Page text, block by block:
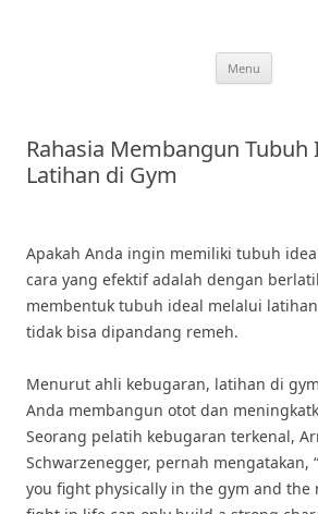
Menu
Rahasia Membangun
Latihan di Gym
Apakah Anda ingin memiliki tubuh
cara yang efektif adalah dengan
membentuk tubuh ideal melalui
tidak bisa dipandang remeh.
Menurut ahli kebugaran, latihan di
Anda membangun otot dan
Seorang pelatih kebugaran terkenal,
Schwarzenegger, pernah mengatakan,
you fight physically in the gym and the